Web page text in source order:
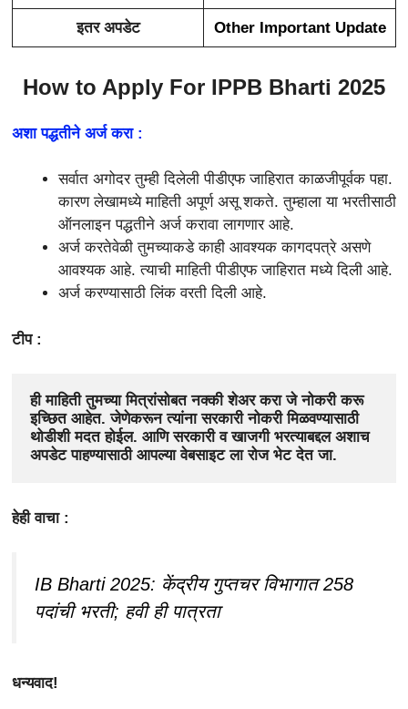
इतर अपडेट Other Important Update
How to Apply For IPPB Bharti 2025
अशा पद्धतीने अर्ज करा :
सर्वात अगोदर तुम्ही दिलेली पीडीएफ जाहिरात काळजीपूर्वक पहा.
कारण लेखामध्ये माहिती अपूर्ण असू शकते. तुम्हाला या भरतीसाठी
ऑनलाइन पद्धतीने अर्ज करावा लागणार आहे.
अर्ज करतेवेळी तुमच्याकडे काही आवश्यक कागदपत्रे असणे
आवश्यक आहे. त्याची माहिती पीडीएफ जाहिरात मध्ये दिली आहे.
अर्ज करण्यासाठी लिंक वरती दिली आहे.
टीप :
ही माहिती तुमच्या मित्रांसोबत नक्की शेअर करा जे नोकरी करू
इच्छित आहेत. जेणेकरून त्यांना सरकारी नोकरी मिळवण्यासाठी
थोडीशी मदत होईल. आणि सरकारी व खाजगी भरत्याबद्दल अशाच
अपडेट पाहण्यासाठी आपल्या वेबसाइट ला रोज भेट देत जा.
हेही वाचा :
IB Bharti 2025: केंद्रीय गुप्तचर विभागात 258
पदांची भरती; हवी ही पात्रता
धन्यवाद!